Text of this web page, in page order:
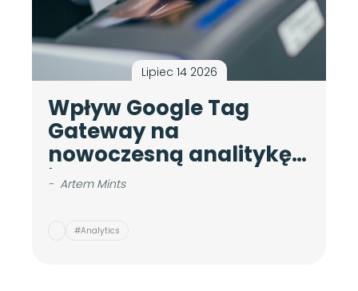
Lipiec 14 2026
Wpływ Google Tag
Gateway na
nowoczesną analitykę
internetową
- Artem Mints
#Analytics